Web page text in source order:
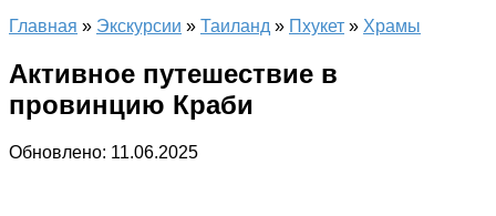
Главная » Экскурсии » Таиланд » Пхукет » Храмы
Активное путешествие в
провинцию Краби
Обновлено: 11.06.2025